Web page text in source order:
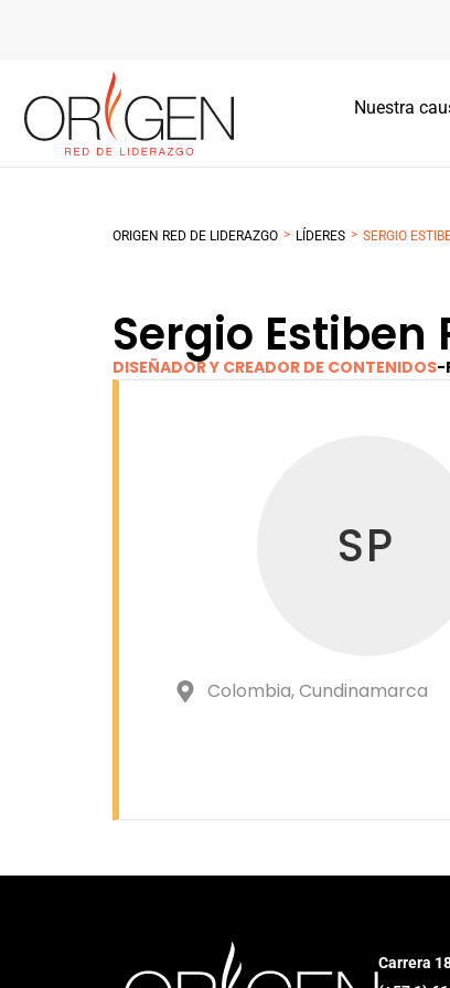
Nuestra
ORIGEN RED DE LIDERAZGO > LÍDERES > SERGIO
Sergio Estiben
DISEÑADOR Y CREADOR DE CONTENIDOS-
SP
Colombia, Cundinamarca
Carrera